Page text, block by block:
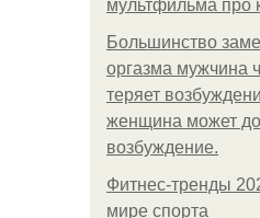
мультфильма про
Большинство
оргазма мужчина
теряет
женщина может
возбуждение.
Фитнес-тренды
мире спорта